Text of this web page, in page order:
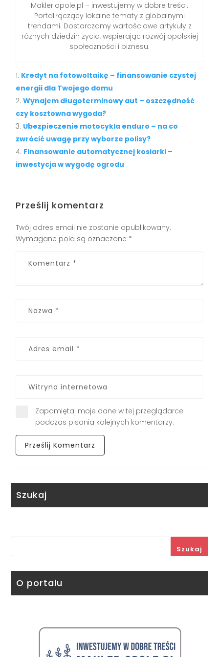
Makler.opole.pl – inwestujemy w dobre treści.
Portal łączący lokalne tematy z globalnymi
trendami. Dostarczamy wartościowe artykuły z
różnych dziedzin życia, wspierając rozwój opolskiej
społeczności i biznesu.
Kredyt na fotowoltaikę – finansowanie czystej
energii dla Twojego domu
Wynajem długoterminowy aut – oszczędność
czy kosztowna wygoda?
Ubezpieczenie motocykla enduro – na co
zwrócić uwagę przy wyborze polisy?
Finansowanie automatycznej kosiarki –
inwestycja w wygodę ogrodu
Prześlij komentarz
Twój adres email nie zostanie opublikowany.
Wymagane pola są oznaczone *
Zapamiętaj moje dane w tej przeglądarce
podczas pisania kolejnych komentarzy.
Szukaj
Szukaj
O portalu